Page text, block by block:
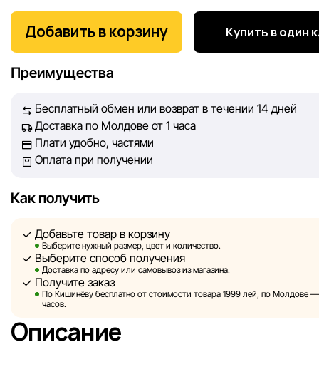
Мы, команда сети магазинов Sportlandia, ценим доверие
покупателей. Каждый день мы работаем над тем, чтобы
информация о товарах и услугах, представленная на
обеспечить вас достоверной информацией, чтобы вы
Однако, несмотря на постоянный контроль, Sportlandia
гарантировать абсолютную точность всех данных,
сайте, ввиду возможных технических ошибок или сбоев.
сторонних ресурсах, ссылки на которые могут быть
Sportlandia оставляет за собой право в одностороннем
без предварительного уведомления вносить изменения в
характеристики и потребительские свойства товаров.
Изображения, представленные на сайте, являются
Общая информация о товарах предоставляется в
Добавить в корзину Купить в один
Преимущества
Бесплатный обмен или возврат в течении 14 дней
Доставка по Молдове от 1 часа
Плати удобно, частями
Оплата при получении
Как получить
Добавьте товар в корзину
Выберите нужный размер, цвет и количество.
Выберите способ получения
Доставка по адресу или самовывоз из магазина.
Получите заказ
По Кишинёву бесплатно от стоимости товара 1999 лей, по Молдове —
часов.
Описание